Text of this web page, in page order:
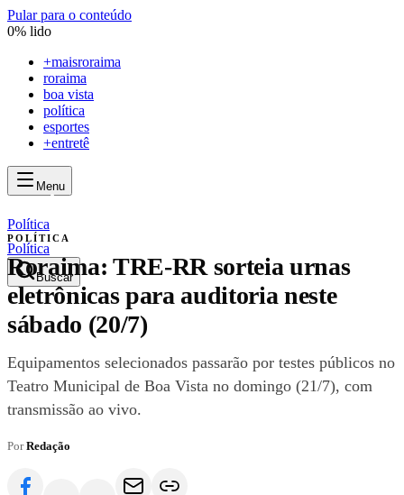
Pular para o conteúdo
0% lido
+maisroraima
roraima
boa vista
política
esportes
+entretê
Menu
maisroraima
mais
Política
Buscar
Política
POLÍTICA
Roraima: TRE-RR sorteia urnas
eletrônicas para auditoria neste
sábado (20/7)
Equipamentos selecionados passarão por testes públicos no
Teatro Municipal de Boa Vista no domingo (21/7), com
transmissão ao vivo.
PorRedação